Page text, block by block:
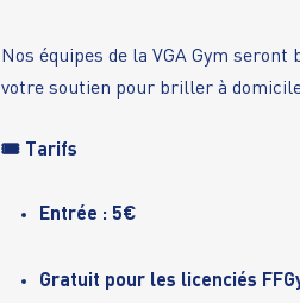
Nos équipes de la VGA Gym
votre soutien pour briller à
🎟️ Tarifs
Entrée : 5€
Gratuit pour les licenciés